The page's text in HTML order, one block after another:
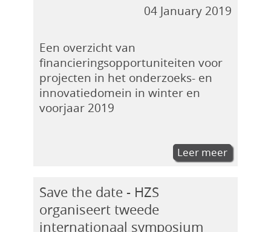
04 January 2019
Een overzicht van
financieringsopportuniteiten voor
projecten in het onderzoeks- en
innovatiedomein in winter en
voorjaar 2019
Leer meer
Save the date - HZS
organiseert tweede
internationaal symposium